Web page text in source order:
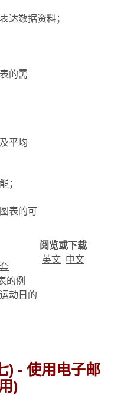
达数据资料；
的需
平均
；
表的可
阅览或下载
的例
动日的
英文 中文
) - 使用电子邮
)